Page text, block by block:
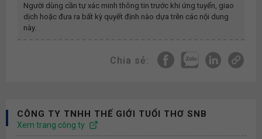
Người dùng cần tự xác minh thông tin trước khi ứng tuyển, giao
dịch hoặc đưa ra bất kỳ quyết định nào dựa trên các nội dung
này.
Chia sẻ:
CÔNG TY TNHH THẾ GIỚI TUỔI THƠ SNB
Xem trang công ty